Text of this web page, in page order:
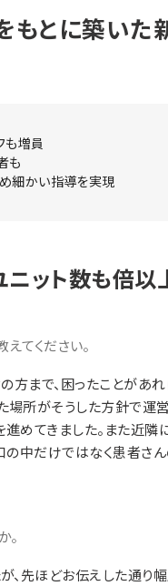
とに築いた
も増員
も
細かい指導を実現
ニット数も倍以
てください。
方まで、困ったことがあ
所がそうした方針で運
めてきました。また近
の中だけではなく患者さ
。
先ほどお伝えした通り